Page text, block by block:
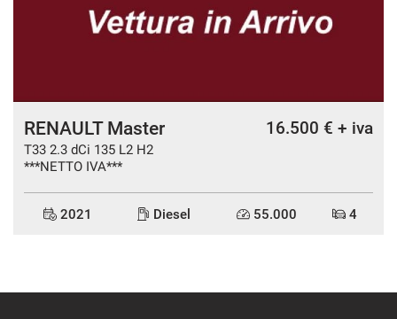
RENAULT Master
T33 2.3 dCi 135 L2 H2
***NETTO IVA***
16.500 € + iva
2021 Diesel 55.000 4